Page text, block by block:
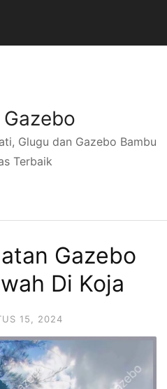
Glugu dan Gazebo Bambu
Terbaik
Gazebo
Di Koja
15, 2024